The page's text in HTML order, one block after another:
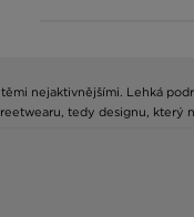
nejaktivnějšími. Lehká
tedy designu, který